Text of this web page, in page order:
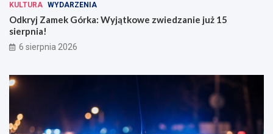
KULTURA WYDARZENIA
Odkryj Zamek Górka: Wyjątkowe zwiedzanie już 15
sierpnia!
6 sierpnia 2026